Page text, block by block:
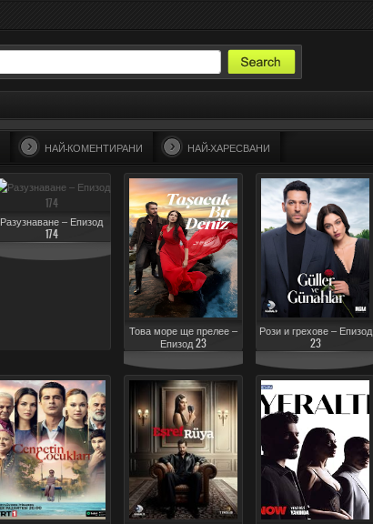
НАЙ-КОМЕНТИРАНИ НАЙ-ХАРЕСВАНИ
Разузнаване – Епизод
174
Това море ще прелее –
Епизод 23
Рози и грехове – Епизод
23